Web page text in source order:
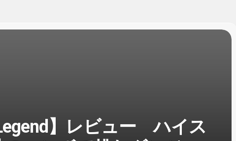
攻
】レビュー ハイス